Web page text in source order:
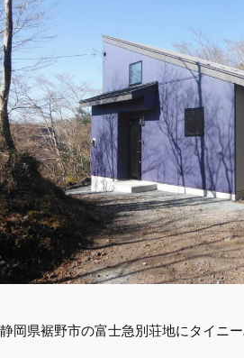
静岡県裾野市の富士急別荘地にタイニ